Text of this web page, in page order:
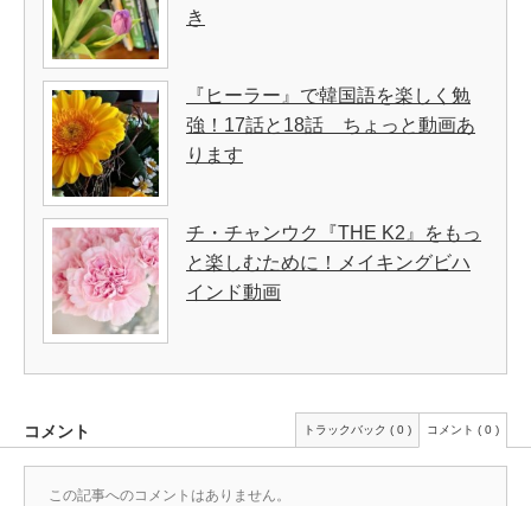
き
『ヒーラー』で韓国語を楽しく勉
強！17話と18話 ちょっと動画あ
ります
チ・チャンウク『THE K2』をもっ
と楽しむために！メイキングビハ
インド動画
コメント トラックバック ( 0 ) コメント ( 0 )
この記事へのコメントはありません。